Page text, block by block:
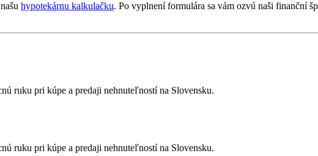
hypotekárnu kalkulačku. Po vyplnení formulára sa vám ozvú naši finanční
ruku pri kúpe a predaji nehnuteľností na Slovensku.
ruku pri kúpe a predaji nehnuteľností na Slovensku.